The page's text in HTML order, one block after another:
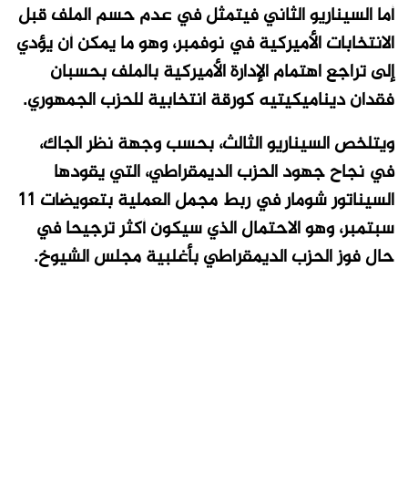
أما السيناريو الثاني فيتمثل في عدم حسم الملف قبل
الانتخابات الأميركية في نوفمبر، وهو ما يمكن أن يؤدي
إلى تراجع اهتمام الإدارة الأميركية بالملف بحسبان
فقدان ديناميكيتيه كورقة انتخابية للحزب الجمهوري.
ويتلخص السيناريو الثالث، بحسب وجهة نظر الجاك،
في نجاح جهود الحزب الديمقراطي، التي يقودها
السيناتور شومار في ربط مجمل العملية بتعويضات 11
سبتمبر، وهو الاحتمال الذي سيكون أكثر ترجيحا في
حال فوز الحزب الديمقراطي بأغلبية مجلس الشيوخ.